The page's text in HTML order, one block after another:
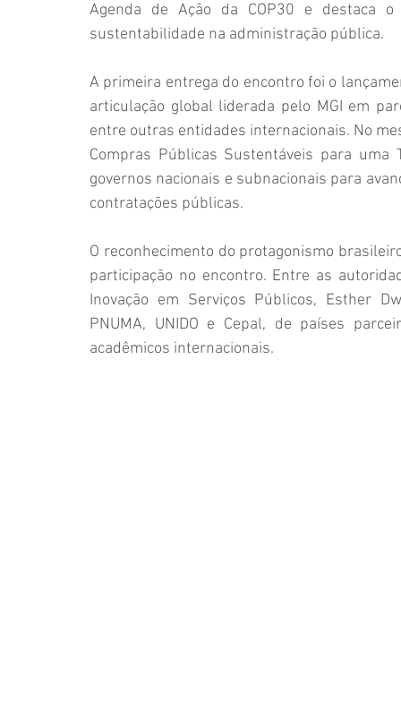
Agenda de Ação da COP30 e destaca
sustentabilidade na administração pública.
A primeira entrega do encontro foi o
articulação global liderada pelo MGI em
entre outras entidades internacionais. No
Compras Públicas Sustentáveis para uma
governos nacionais e subnacionais para
contratações públicas.
O reconhecimento do protagonismo
participação no encontro. Entre as
Inovação em Serviços Públicos, Esther
PNUMA, UNIDO e Cepal, de países
acadêmicos internacionais.